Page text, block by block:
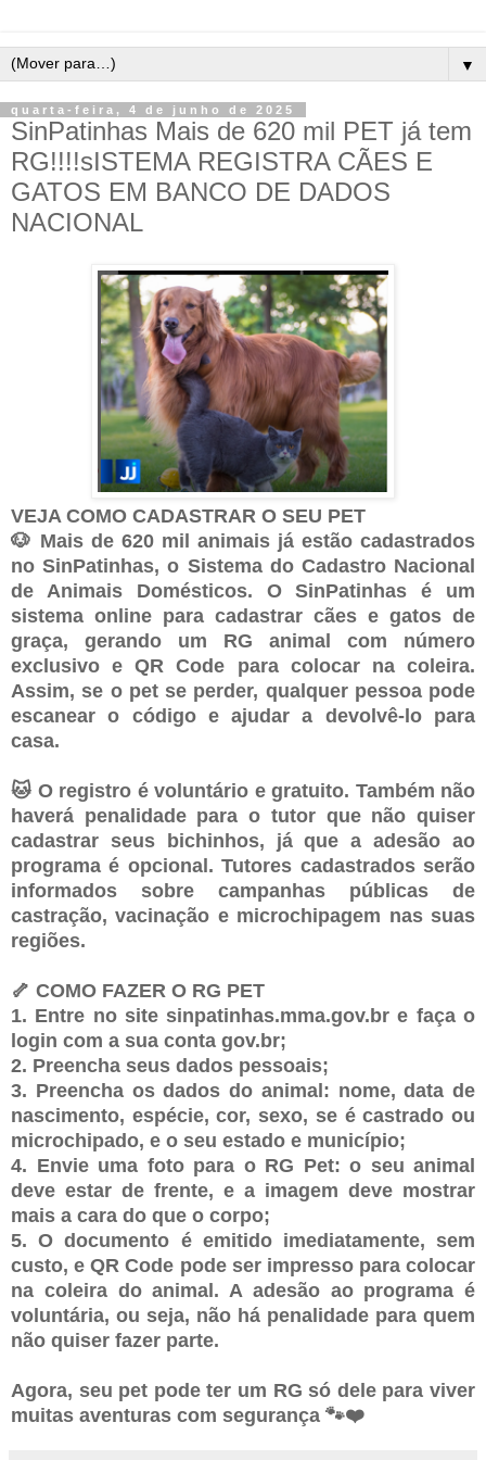
▼
quarta-feira, 4 de junho de 2025
SinPatinhas Mais de 620 mil PET já tem
RG!!!!sISTEMA REGISTRA CÃES E
GATOS EM BANCO DE DADOS
NACIONAL
VEJA COMO CADASTRAR O SEU PET
🐶 Mais de 620 mil animais já estão cadastrados
no SinPatinhas, o Sistema do Cadastro Nacional
de Animais Domésticos. O SinPatinhas é um
sistema online para cadastrar cães e gatos de
graça, gerando um RG animal com número
exclusivo e QR Code para colocar na coleira.
Assim, se o pet se perder, qualquer pessoa pode
escanear o código e ajudar a devolvê-lo para
casa.
🐱 O registro é voluntário e gratuito. Também não
haverá penalidade para o tutor que não quiser
cadastrar seus bichinhos, já que a adesão ao
programa é opcional. Tutores cadastrados serão
informados sobre campanhas públicas de
castração, vacinação e microchipagem nas suas
regiões.
🦴 COMO FAZER O RG PET
1. Entre no site sinpatinhas.mma.gov.br e faça o
login com a sua conta gov.br;
2. Preencha seus dados pessoais;
3. Preencha os dados do animal: nome, data de
nascimento, espécie, cor, sexo, se é castrado ou
microchipado, e o seu estado e município;
4. Envie uma foto para o RG Pet: o seu animal
deve estar de frente, e a imagem deve mostrar
mais a cara do que o corpo;
5. O documento é emitido imediatamente, sem
custo, e QR Code pode ser impresso para colocar
na coleira do animal. A adesão ao programa é
voluntária, ou seja, não há penalidade para quem
não quiser fazer parte.
Agora, seu pet pode ter um RG só dele para viver
muitas aventuras com segurança 🐾❤️